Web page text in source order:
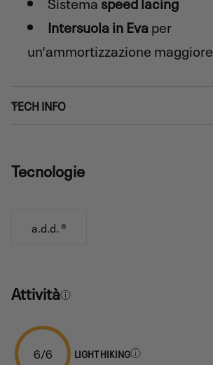
Intersuola in Eva per
un'ammortizzazione maggiore
TECH INFO
Tecnologie
a.d.d. ®
Attività
6/6 LIGHT HIKING